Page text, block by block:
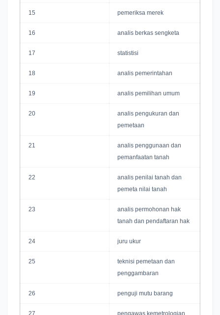
15 pemeriksa merek
16 analis berkas sengketa
17 statistisi
18 analis pemerintahan
19 analis pemilihan umum
20
analis pengukuran dan
pemetaan
21
analis penggunaan dan
pemanfaatan tanah
22
analis penilai tanah dan
pemeta nilai tanah
23
analis permohonan hak
tanah dan pendaftaran hak
24 juru ukur
25
teknisi pemetaan dan
penggambaran
26 penguji mutu barang
27 pengawas kemetrologian